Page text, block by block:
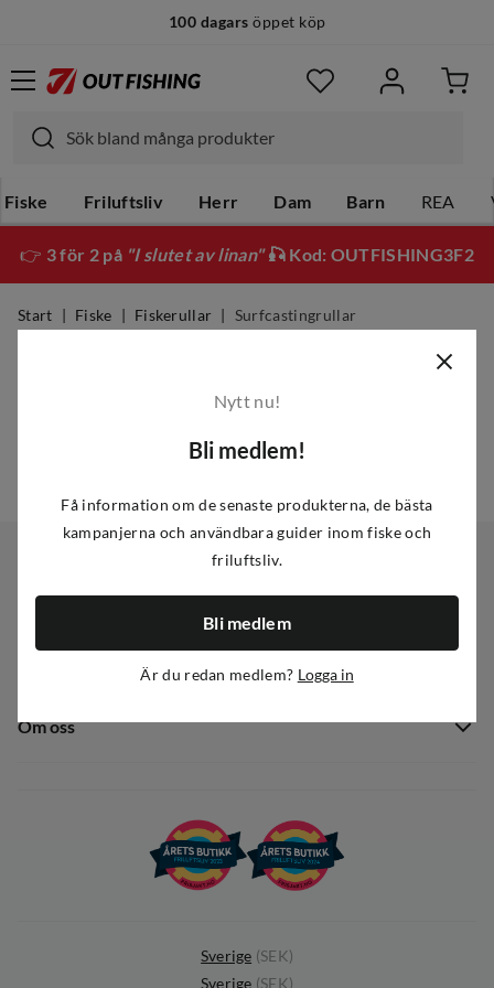
100 dagars öppet köp
Fiske Friluftsliv Herr Dam Barn REA
👉 3 för 2 på "I slutet av linan"🎣 Kod: OUTFISHING3F2
Start Fiske Fiskerullar Surfcastingrullar
Dataskyddspolicy
Sortiment
Om oss
Sverige (SEK)
Sverige (SEK)
Nytt nu!
Bli medlem!
Få information om de senaste produkterna, de bästa
kampanjerna och användbara guider inom fiske och
friluftsliv.
Bli medlem
Är du redan medlem? Logga in